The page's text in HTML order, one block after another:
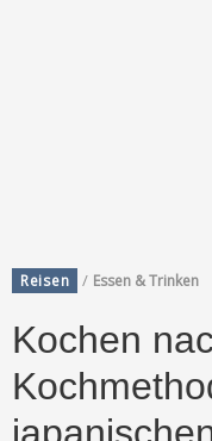
Reisen / Essen & Trinken
Kochen